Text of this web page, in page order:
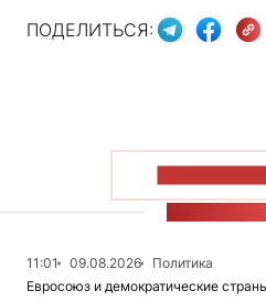
ПОДЕЛИТЬСЯ:
11:01 09.08.2026
Политика
Евросоюз и демократические